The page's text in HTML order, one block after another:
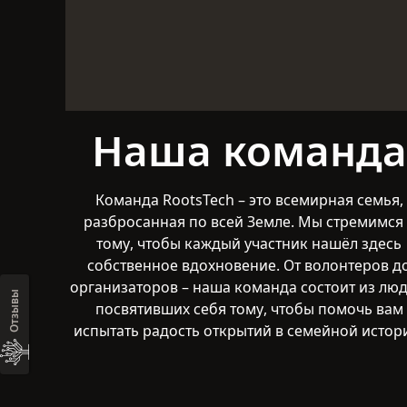
Наша команда
Команда RootsTech – это всемирная семья,
разбросанная по всей Земле. Мы стремимся
тому, чтобы каждый участник нашёл здесь
собственное вдохновение. От волонтеров
организаторов – наша команда состоит из
посвятивших себя тому, чтобы помочь вам
испытать радость открытий в семейной
Отзывы